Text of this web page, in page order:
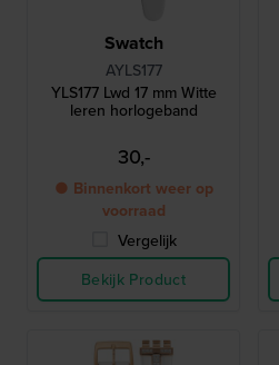
Swatch
AYLS177
YLS177 Lwd 17 mm Witte
leren horlogeband
30,-
● Binnenkort weer op
voorraad
Vergelijk
Bekijk Product